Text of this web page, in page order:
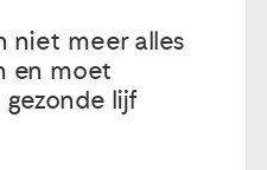
niet meer alles
en moet
lijf